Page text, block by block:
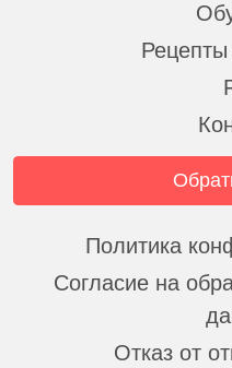
Рецепты
Политика
Согласие на
Отказ от